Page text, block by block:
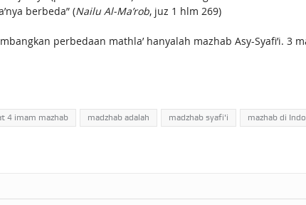
berbeda” (Nailu Al-Ma’rob, juz 1 hlm 269)
perbedaan mathla’ hanyalah mazhab Asy-Syafi’i. 3
4 imam mazhab madzhab adalah madzhab syafi'i mazhab di